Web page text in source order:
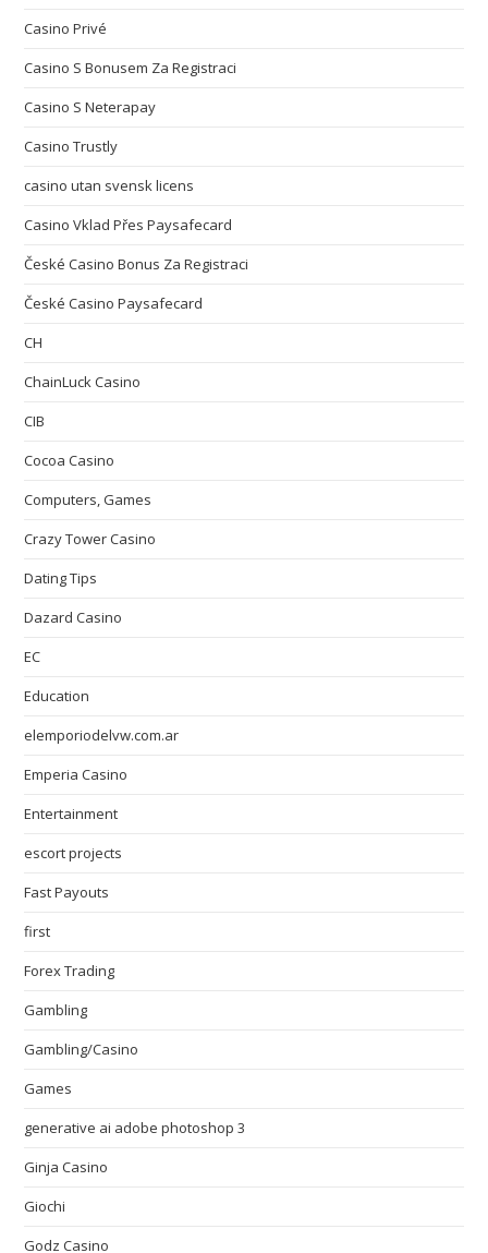
Casino Privé
Casino S Bonusem Za Registraci
Casino S Neterapay
Casino Trustly
casino utan svensk licens
Casino Vklad Přes Paysafecard
České Casino Bonus Za Registraci
České Casino Paysafecard
CH
ChainLuck Casino
CIB
Cocoa Casino
Computers, Games
Crazy Tower Сasino
Dating Tips
Dazard Casino
EC
Education
elemporiodelvw.com.ar
Emperia Casino
Entertainment
escort projects
Fast Payouts
first
Forex Trading
Gambling
Gambling/Casino
Games
generative ai adobe photoshop 3
Ginja Casino
Giochi
Godz Casino